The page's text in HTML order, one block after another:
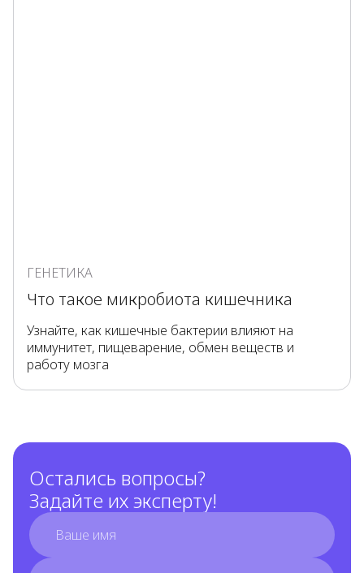
ГЕНЕТИКА
Что такое микробиота кишечника
Узнайте, как кишечные бактерии влияют на
иммунитет, пищеварение, обмен веществ и
работу мозга
Остались вопросы?
Задайте их эксперту!
full_name
email